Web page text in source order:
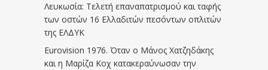
Λευκωσία: Τελετή επαναπατρισμού και ταφής
των οστών 16 Ελλαδιτών πεσόντων οπλιτών
της ΕΛΔΥΚ
Eurovision 1976. Όταν ο Μάνος Χατζηδάκης
και η Μαρίζα Κοχ κατακεραύνωσαν την